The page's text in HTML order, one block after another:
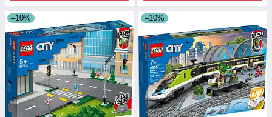
–10% –10%